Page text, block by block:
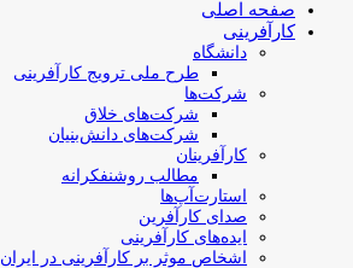
صفحه اصلی
کارآفرینی
دانشگاه
طرح ملی ترویج کارآفرینی
شرکت‌ها
شرکت‌های خلاق
شرکت‌های دانش‌بنیان
کارآفرینان
مطالب روشنفکرانه
استارت‌آپ‌ها
صدای کارآفرین
ایده‌های کارآفرینی
اشخاص موثر بر کارآفرینی در ایران